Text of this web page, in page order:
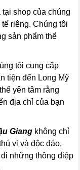
tại shop của chúng
riêng. Chúng tôi
sản phẩm thể
tôi cung cấp
tiện đến Long Mỹ
yên tâm rằng
địa chỉ của bạn
Giang không chỉ
vị và độc đáo,
những thông điệp